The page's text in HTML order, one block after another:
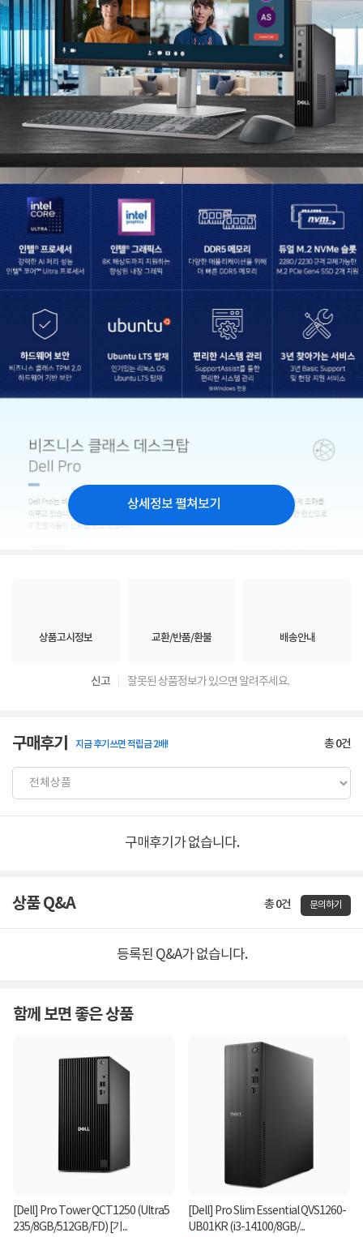
상세정보 펼쳐보기
상품고시정보 교환/반품/환불 배송안내
신고 잘못된 상품정보가 있으면 알려주세요.
구매후기 지금 후기쓰면 적립금 2배! 총0건
구매후기가 없습니다.
상품 Q&A 총 0건 문의하기
등록된 Q&A가 없습니다.
함께 보면 좋은 상품
[Dell] Pro Tower QCT1250 (Ultra5
235/8GB/512GB/FD) [기...
[Dell] Pro Slim Essential QVS1260-
UB01KR (i3-14100/8GB/...